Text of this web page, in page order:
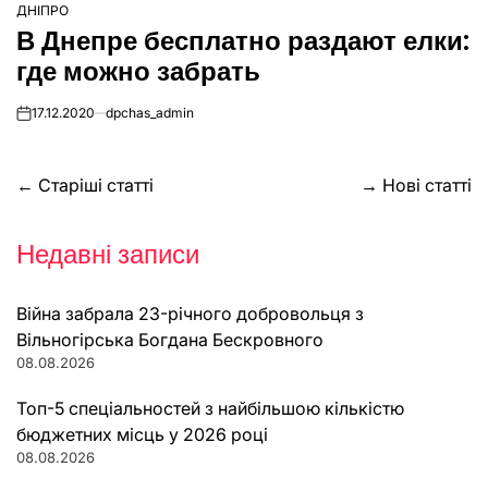
ОПУБЛІКУВАТИ
У
ДНІПРО
В Днепре бесплатно раздают елки:
где можно забрать
on17.12.2020 dpchas_admin
Навігація
за
записами
← Старіші статті → Нові статті
Недавні записи
Війна забрала 23-річного добровольця з
Вільногірська Богдана Бескровного
08.08.2026
Топ-5 спеціальностей з найбільшою кількістю
бюджетних місць у 2026 році
08.08.2026